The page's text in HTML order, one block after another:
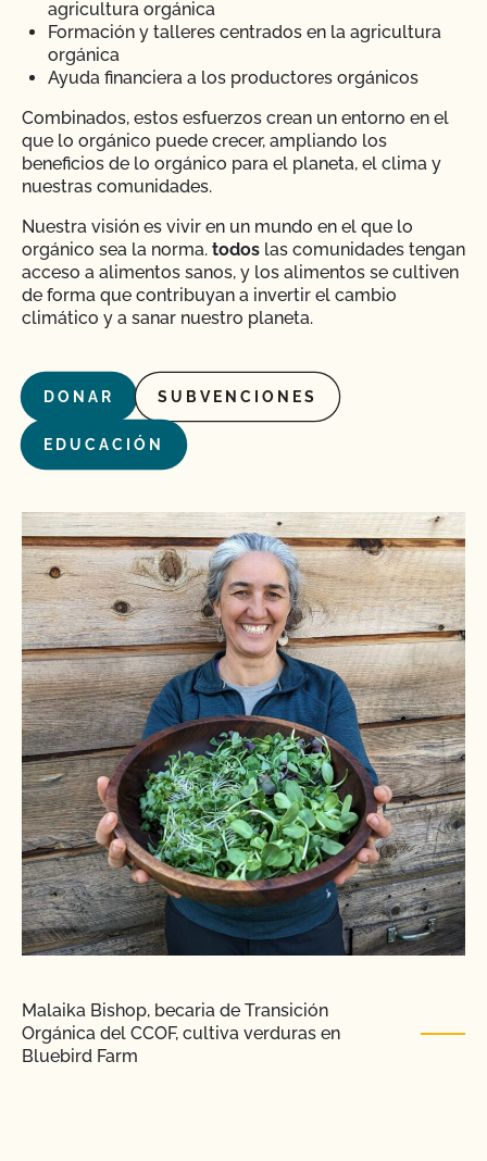
agricultura orgánica
Formación y talleres centrados en la agricultura
orgánica
Ayuda financiera a los productores orgánicos
Combinados, estos esfuerzos crean un entorno en el
que lo orgánico puede crecer, ampliando los
beneficios de lo orgánico para el planeta, el clima y
nuestras comunidades.
Nuestra visión es vivir en un mundo en el que lo
orgánico sea la norma. todos las comunidades tengan
acceso a alimentos sanos, y los alimentos se cultiven
de forma que contribuyan a invertir el cambio
climático y a sanar nuestro planeta.
DONAR SUBVENCIONES
EDUCACIÓN
Malaika Bishop, becaria de Transición
Orgánica del CCOF, cultiva verduras en
Bluebird Farm